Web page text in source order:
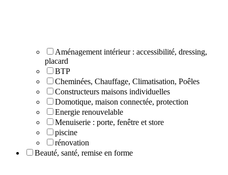
Aménagement intérieur : accessibilité, dressing,
placard
BTP
Cheminées, Chauffage, Climatisation, Poêles
Constructeurs maisons individuelles
Domotique, maison connectée, protection
Energie renouvelable
Menuiserie : porte, fenêtre et store
piscine
rénovation
Beauté, santé, remise en forme